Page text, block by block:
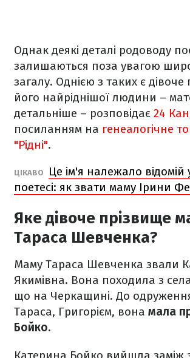
Однак деякі деталі родоводу
залишаються поза увагою
загалу. Однією з таких є дівоче
його найріднішої людини –
детальніше – розповідає 24
посиланням на генеалогічне
"Рідні".
ЦІКАВО
Це ім'я належало відомій
поетесі: як звати маму Ірини
Яке дівоче прізвище
Тараса Шевченка?
Маму Тараса Шевченка звали
Якимівна. Вона походила з
що на Черкащині. До
Тараса, Григорієм, вона мала
Бойко.